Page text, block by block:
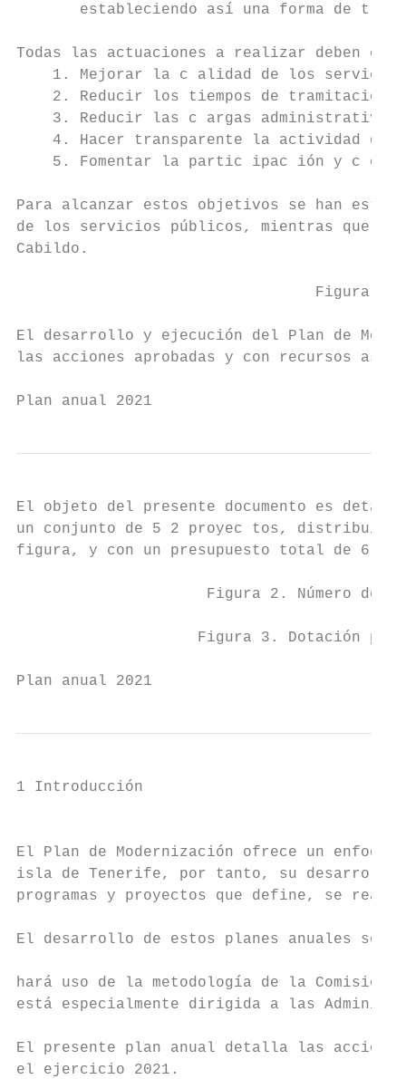
estableciendo así una forma de
Todas las actuaciones a realizar deben
1. Mejorar la c alidad de los
    2. Reducir los tiempos de tramitación.
    3. Reducir las c argas administrativas.
4. Hacer transparente la actividad del
5. Fomentar la partic ipac ión y c
Para alcanzar estos objetivos se han
de los servicios públicos, mientras que
Cabildo.
Figura
El desarrollo y ejecución del Plan de
las acciones aprobadas y con recursos
Plan anual 2021
El objeto del presente documento es
un conjunto de 5 2 proyec tos,
figura, y con un presupuesto total de 6
Figura 2. Número de
Figura 3. Dotación
Plan anual 2021
1 Introducción
El Plan de Modernización ofrece un
isla de Tenerife, por tanto, su
programas y proyectos que define, se
El desarrollo de estos planes anuales se
hará uso de la metodología de la Comisión
está especialmente dirigida a las
El presente plan anual detalla las
el ejercicio 2021.